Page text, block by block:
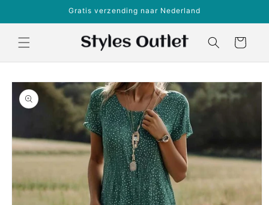
content
Gratis verzending naar Nederland
Winkelwagen
direct naar